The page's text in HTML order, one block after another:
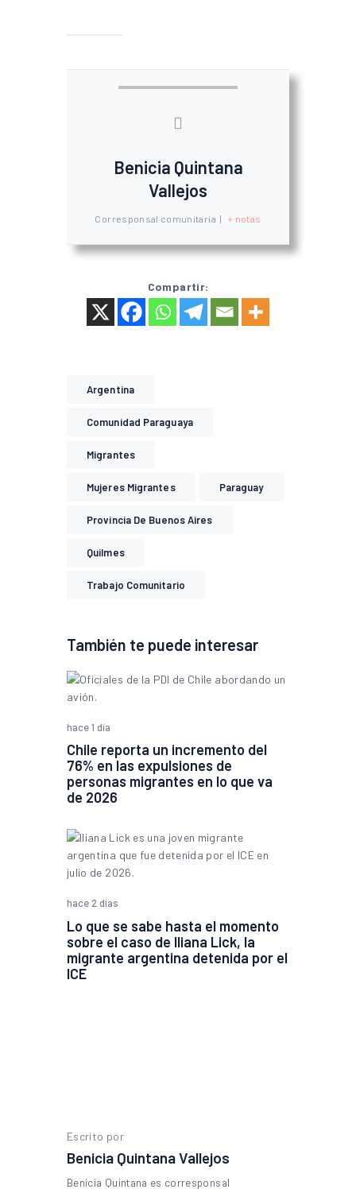
Benicia Quintana
Vallejos
Corresponsal comunitaria | + notas
Compartir:
Argentina
Comunidad Paraguaya
Migrantes
Mujeres Migrantes Paraguay
Provincia De Buenos Aires
Quilmes
Trabajo Comunitario
También te puede interesar
hace 1 día
Chile reporta un incremento del
76% en las expulsiones de
personas migrantes en lo que va
de 2026
hace 2 días
Lo que se sabe hasta el momento
sobre el caso de Iliana Lick, la
migrante argentina detenida por el
ICE
Escrito por
Benicia Quintana Vallejos
Benicia Quintana es corresponsal